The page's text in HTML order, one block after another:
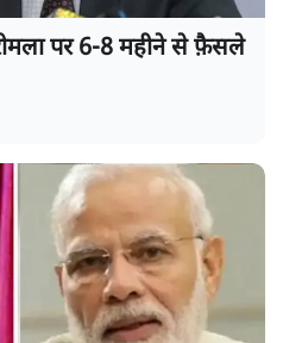
पर 6-8 महीने से फ़ैसले